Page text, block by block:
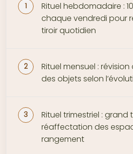
Rituel hebdomadaire :
chaque vendredi pour
tiroir quotidien
Rituel mensuel :
des objets selon
Rituel trimestriel : grand
réaffectation des
rangement